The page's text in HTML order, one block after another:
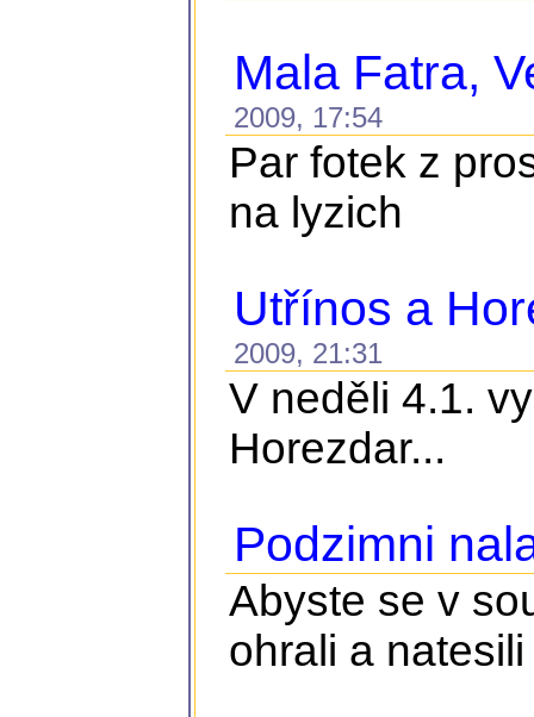
Mala Fatra,
2009, 17:54
Par fotek z
na lyzich
Utřínos a
2009, 21:31
V neděli 4.1.
Horezdar...
Podzimni
Abyste se v
ohrali a